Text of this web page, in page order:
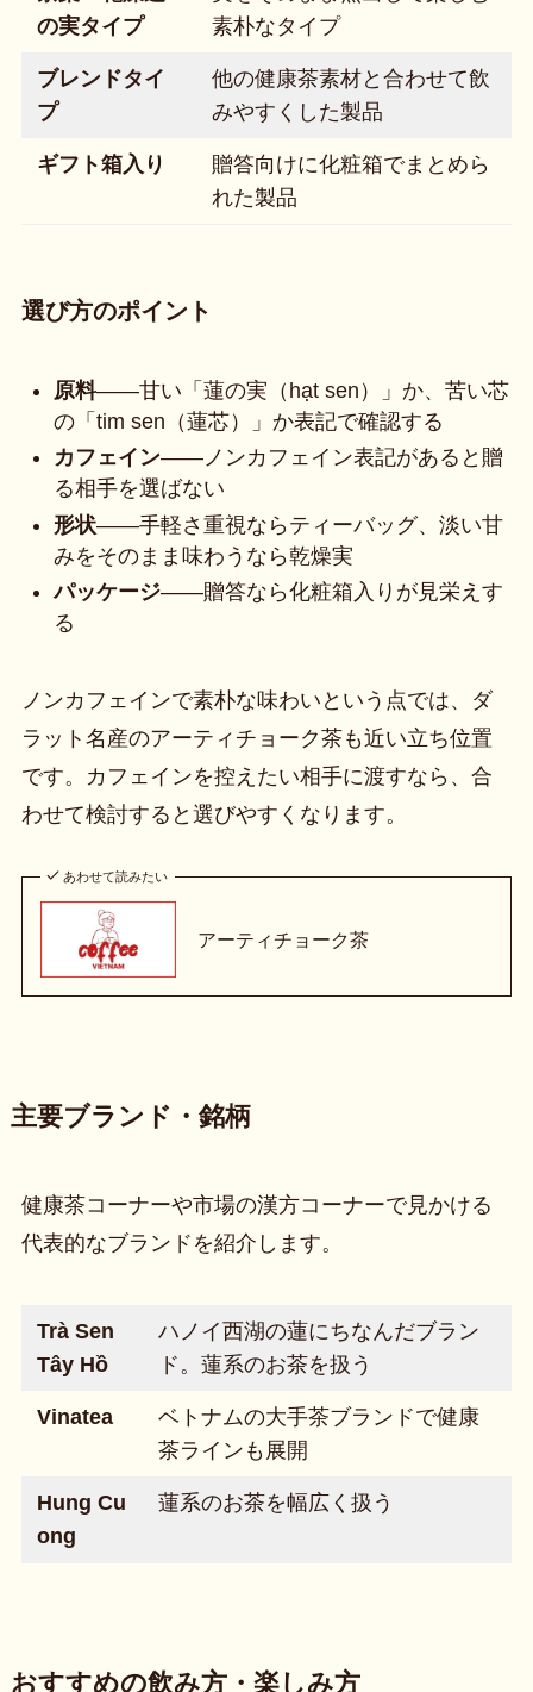
の実タイプ
素朴なタイプ
ブレンドタイ
プ
他の健康茶素材と合わせて飲
みやすくした製品
ギフト箱入り
贈答向けに化粧箱でまとめら
れた製品
選び方のポイント
原料——甘い「蓮の実（hạt sen）」か、苦い芯
の「tim sen（蓮芯）」か表記で確認する
カフェイン——ノンカフェイン表記があると贈
る相手を選ばない
形状——手軽さ重視ならティーバッグ、淡い甘
みをそのまま味わうなら乾燥実
パッケージ——贈答なら化粧箱入りが見栄えす
る
ノンカフェインで素朴な味わいという点では、ダ
ラット名産のアーティチョーク茶も近い立ち位置
です。カフェインを控えたい相手に渡すなら、合
わせて検討すると選びやすくなります。
あわせて読みたい
アーティチョーク茶
主要ブランド・銘柄
健康茶コーナーや市場の漢方コーナーで見かける
代表的なブランドを紹介します。
Trà Sen
Tây Hồ
ハノイ西湖の蓮にちなんだブラン
ド。蓮系のお茶を扱う
Vinatea
ベトナムの大手茶ブランドで健康
茶ラインも展開
Hung Cu
ong
蓮系のお茶を幅広く扱う
おすすめの飲み方・楽しみ方